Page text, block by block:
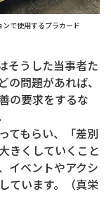
で使用するプラカード
そうした当事者た
の問題があれば、
の要求をするな
てもらい、「差別
きくしていくこと
イベントやアクシ
ています。（真栄